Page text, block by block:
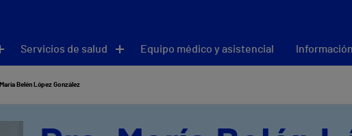
Servicios de salud Equipo médico y asistencial
María Belén López González